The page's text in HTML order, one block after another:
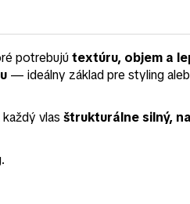
potrebujútextúru, objem a
— ideálny základ pre styling
vlas štrukturálne silný,